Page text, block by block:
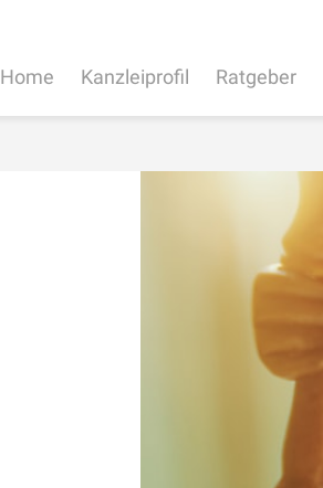
Home Kanzleiprofil Ratgeber